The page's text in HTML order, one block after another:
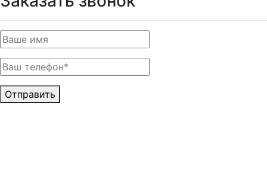
Отправить